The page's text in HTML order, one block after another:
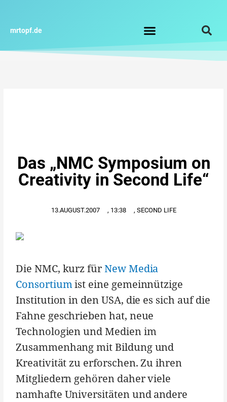
springen
mrtopf.de
Das „NMC Symposium on
Creativity in Second Life“
13.AUGUST.2007 , 13:38 , SECOND LIFE
Die NMC, kurz fürNew Media
Consortiumist eine gemeinnützige
Institution in den USA, die es sich auf die
Fahne geschrieben hat, neue
Technologien und Medien im
Zusammenhang mit Bildung und
Kreativität zu erforschen. Zu ihren
Mitgliedern gehören daher viele
namhafte Universitäten und andere